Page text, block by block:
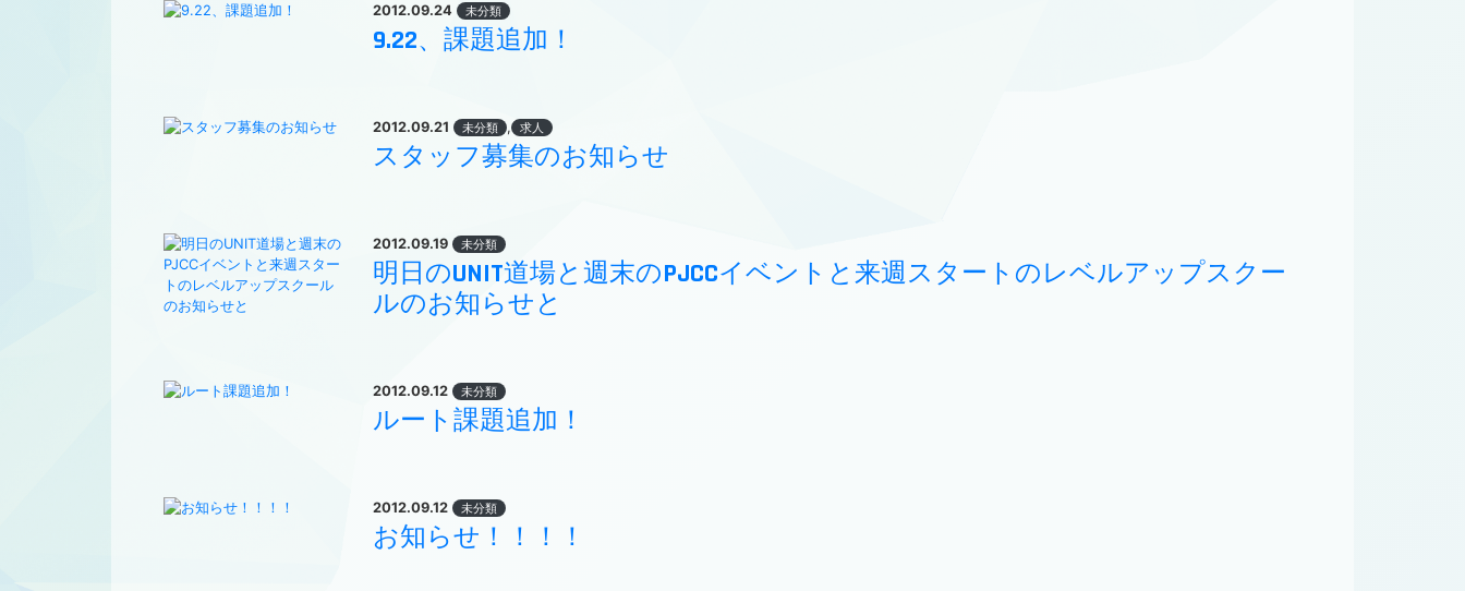
2012.09.24 未分類
9.22、課題追加！
2012.09.21 未分類 , 求人
スタッフ募集のお知らせ
2012.09.19 未分類
明日のUNIT道場と週末のPJCCイベントと来週スタートのレベルアップスクー
ルのお知らせと
2012.09.12 未分類
ルート課題追加！
2012.09.12 未分類
お知らせ！！！！